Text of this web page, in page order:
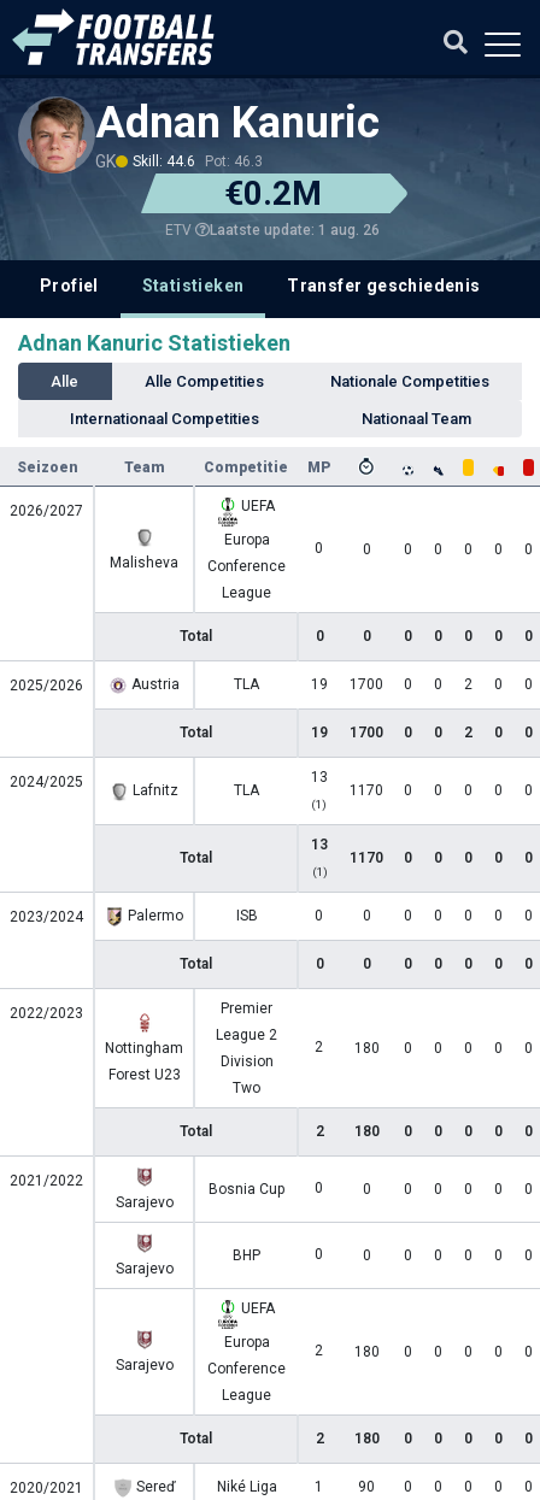
Adnan Kanuric
GK Skill: 44.6 Pot: 46.3
€0.2M
ETV Laatste update: 1 aug. 26
Profiel Statistieken Transfer geschiedenis
Adnan Kanuric Statistieken
Alle Alle Competities Nationale Competities
Internationaal Competities Nationaal Team
Seizoen Team Competitie MP
2026/2027
Malisheva
UEFA
Europa
Conference
League
0 0 0 0 0 0 0
Total 0 0 0 0 0 0 0
2025/2026 Austria TLA 19 1700 0 0 2 0 0
Total 19 1700 0 0 2 0 0
2024/2025 Lafnitz TLA
13
(1)
1170 0 0 0 0 0
Total
13
(1)
1170 0 0 0 0 0
2023/2024 Palermo ISB 0 0 0 0 0 0 0
Total 0 0 0 0 0 0 0
2022/2023
Nottingham
Forest U23
Premier
League 2
Division
Two
2 180 0 0 0 0 0
Total 2 180 0 0 0 0 0
2021/2022
Sarajevo
Bosnia Cup 0 0 0 0 0 0 0
Sarajevo
BHP 0 0 0 0 0 0 0
Sarajevo
UEFA
Europa
Conference
League
2 180 0 0 0 0 0
Total 2 180 0 0 0 0 0
2020/2021 Sereď Niké Liga 1 90 0 0 0 0 0